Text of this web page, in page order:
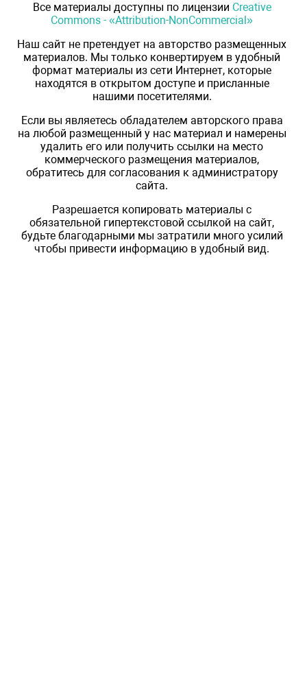
Все материалы доступны по лицензии Creative
Commons - «Attribution-NonCommercial»
Наш сайт не претендует на авторство размещенных
материалов. Мы только конвертируем в удобный
формат материалы из сети Интернет, которые
находятся в открытом доступе и присланные
нашими посетителями.
Если вы являетесь обладателем авторского права
на любой размещенный у нас материал и намерены
удалить его или получить ссылки на место
коммерческого размещения материалов,
обратитесь для согласования к администратору
сайта.
Разрешается копировать материалы с
обязательной гипертекстовой ссылкой на сайт,
будьте благодарными мы затратили много усилий
чтобы привести информацию в удобный вид.